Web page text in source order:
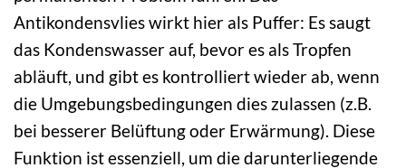
Antikondensvlies wirkt hier als Puffer: Es saugt
das Kondenswasser auf, bevor es als Tropfen
abläuft, und gibt es kontrolliert wieder ab, wenn
die Umgebungsbedingungen dies zulassen (z.B.
bei besserer Belüftung oder Erwärmung). Diese
Funktion ist essenziell, um die darunterliegende